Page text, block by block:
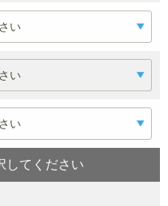
してください